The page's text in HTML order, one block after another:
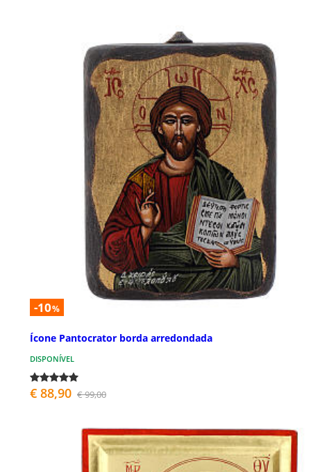
-10%
Ícone Pantocrator borda arredondada
DISPONÍVEL
€ 88,90 € 99,00